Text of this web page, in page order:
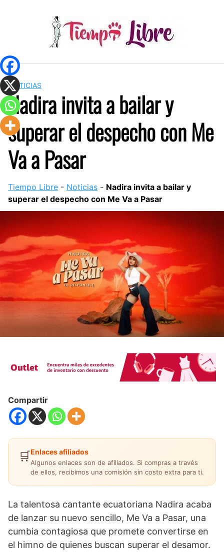
NOTICIAS
Nadira invita a bailar y
superar el despecho con Me
Va a Pasar
Tiempo Libre - Noticias - Nadira invita a bailar y
superar el despecho con Me Va a Pasar
Compartir
🛒Enlaces afiliados
Algunos enlaces son de afiliados. Si compras a través
de ellos, recibimos una comisión sin costo extra para ti.
La talentosa cantante ecuatoriana Nadira acaba
de lanzar su nuevo sencillo, Me Va a Pasar, una
cumbia contagiosa que promete convertirse en
el himno de quienes buscan superar el desamor.